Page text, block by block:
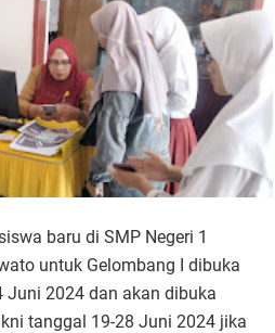
baru di SMP Negeri 1
untuk Gelombang I dibuka
Juni 2024 dan akan dibuka
tanggal 19-28 Juni 2024 jika